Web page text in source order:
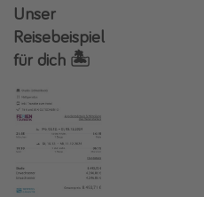
Unser
Reisebeispiel
für dich 🏝️